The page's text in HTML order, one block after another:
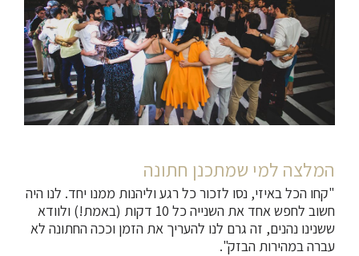
המלצה למי שמתכנן חתונה
"קחו הכל באיזי, נסו לזכור כל רגע וליהנות ממנו יחד. לנו היה
חשוב לחפש אחד את השנייה כל 10 דקות (באמת!) ולוודא
ששנינו נהנים, זה גרם לנו להעריך את הזמן וככה החתונה לא
עברה במהירות הבזק".